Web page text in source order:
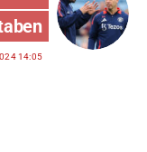
14:05